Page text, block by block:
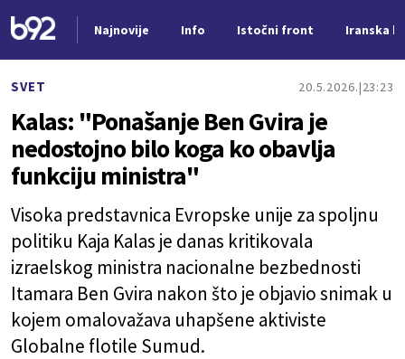
Najnovije Info Istočni front Iranska
SVET 20.5.2026. 23:23
Kalas: "Ponašanje Ben Gvira je
nedostojno bilo koga ko obavlja
funkciju ministra"
Visoka predstavnica Evropske unije za spoljnu
politiku Kaja Kalas je danas kritikovala
izraelskog ministra nacionalne bezbednosti
Itamara Ben Gvira nakon što je objavio snimak u
kojem omalovažava uhapšene aktiviste
Globalne flotile Sumud.